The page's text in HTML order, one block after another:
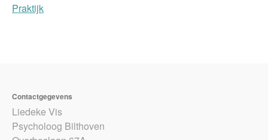
Praktijk
Contactgegevens
Liedeke Vis
Psycholoog Bilthoven